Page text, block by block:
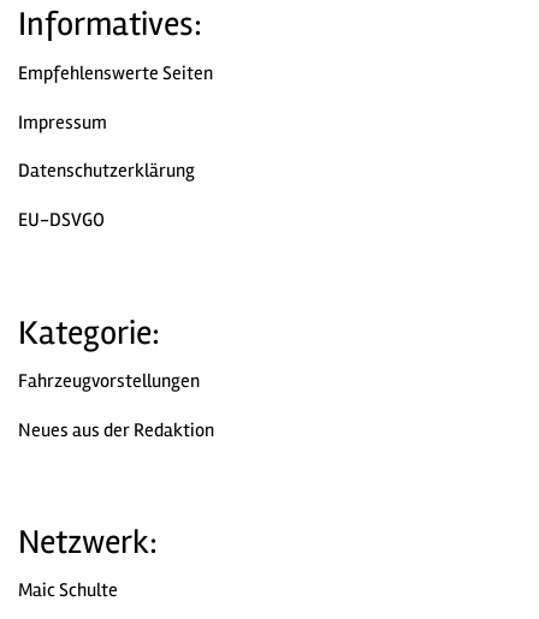
Informatives:
Empfehlenswerte Seiten
Impressum
Datenschutzerklärung
EU-DSVGO
Kategorie:
Fahrzeugvorstellungen
Neues aus der Redaktion
Netzwerk:
Maic Schulte